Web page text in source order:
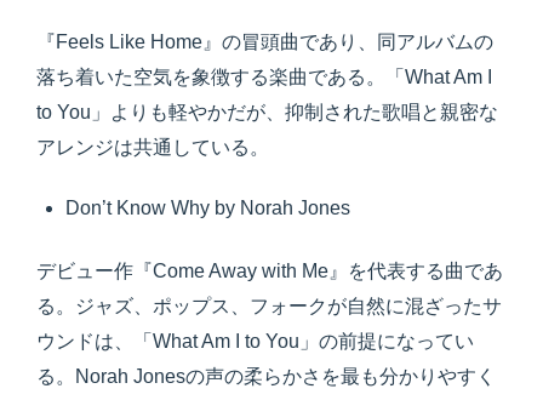
『Feels Like Home』の冒頭曲であり、同アルバムの
落ち着いた空気を象徴する楽曲である。「What Am I
to You」よりも軽やかだが、抑制された歌唱と親密な
アレンジは共通している。
Don’t Know Why by Norah Jones
デビュー作『Come Away with Me』を代表する曲であ
る。ジャズ、ポップス、フォークが自然に混ざったサ
ウンドは、「What Am I to You」の前提になってい
る。Norah Jonesの声の柔らかさを最も分かりやすく